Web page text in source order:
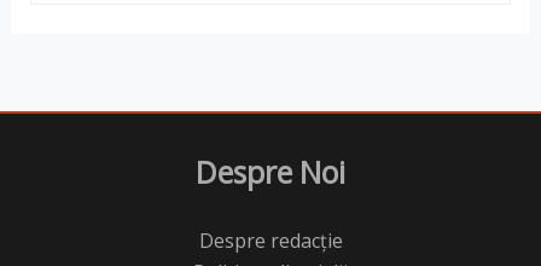
Despre Noi
Despre redacție